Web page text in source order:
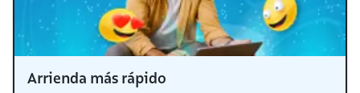
Arrienda más rápido